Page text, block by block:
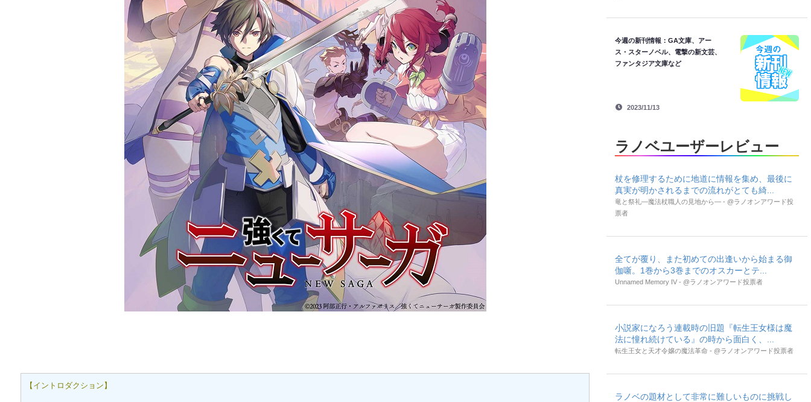
【イントロダクション】
今週の新刊情報：GA文庫、アー
ス・スターノベル、電撃の新文芸、
ファンタジア文庫など
2023/11/13
ラノベユーザーレビュー
杖を修理するために地道に情報を集め、最後に
真実が明かされるまでの流れがとても綺...
竜と祭礼―魔法杖職人の見地から― - @ラノオンアワード投
票者
全てが覆り、また初めての出逢いから始まる御
伽噺。1巻から3巻までのオスカーとテ...
Unnamed Memory IV - @ラノオンアワード投票者
小説家になろう連載時の旧題『転生王女様は魔
法に憧れ続けている』の時から面白く、...
転生王女と天才令嬢の魔法革命 - @ラノオンアワード投票者
ラノベの題材として非常に難しいものに挑戦し